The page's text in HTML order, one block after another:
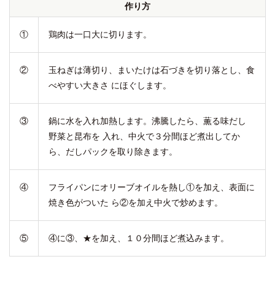
作り方
① 鶏肉は一口大に切ります。
②
玉ねぎは薄切り、まいたけは石づきを切り落とし、食
べやすい大きさ にほぐします。
③
鍋に水を入れ加熱します。沸騰したら、薫る味だし
野菜と昆布を 入れ、中火で３分間ほど煮出してか
ら、だしパックを取り除きます。
④
フライパンにオリーブオイルを熱し①を加え、表面に
焼き色がついた ら②を加え中火で炒めます。
⑤ ④に③、★を加え、１０分間ほど煮込みます。